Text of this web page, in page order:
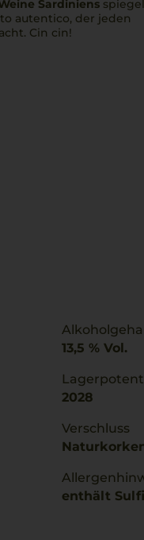
Sardiniens
autentico, der jeden
Cin cin!
13,5 % Vol.
2028
Verschluss
enthält